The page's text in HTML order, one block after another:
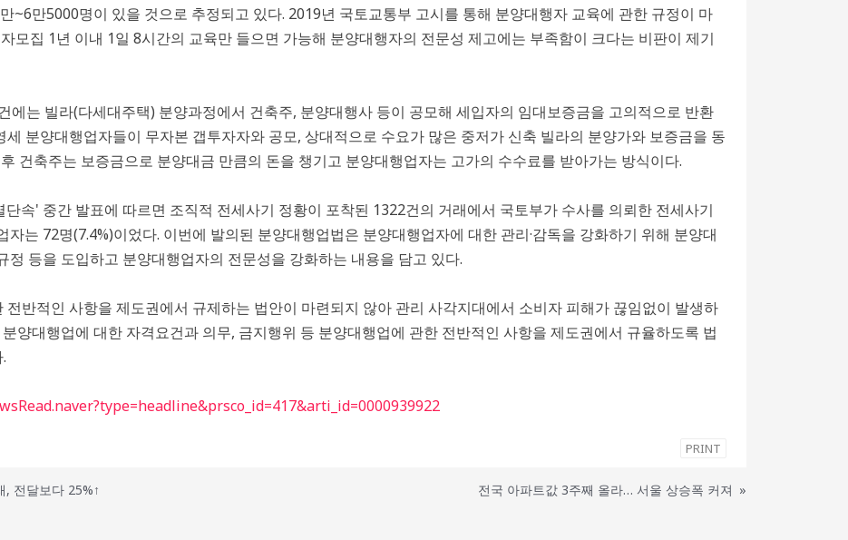
~6만5000명이 있을 것으로 추정되고 있다. 2019년 국토교통부 고시를 통해 분양대행자 교육에 관한 규정이 마
모집 1년 이내 1일 8시간의 교육만 들으면 가능해 분양대행자의 전문성 제고에는 부족함이 크다는 비판이 제기
에는 빌라(다세대주택) 분양과정에서 건축주, 분양대행사 등이 공모해 세입자의 임대보증금을 고의적으로 반환
분양대행업자들이 무자본 갭투자자와 공모, 상대적으로 수요가 많은 중저가 신축 빌라의 분양가와 보증금을 동
건축주는 보증금으로 분양대금 만큼의 돈을 챙기고 분양대행업자는 고가의 수수료를 받아가는 방식이다.
속' 중간 발표에 따르면 조직적 전세사기 정황이 포착된 1322건의 거래에서 국토부가 수사를 의뢰한 전세사기
자는 72명(7.4%)이었다. 이번에 발의된 분양대행업법은 분양대행업자에 대한 관리·감독을 강화하기 위해 분양대
정 등을 도입하고 분양대행업자의 전문성을 강화하는 내용을 담고 있다.
반적인 사항을 제도권에서 규제하는 법안이 마련되지 않아 관리 사각지대에서 소비자 피해가 끊임없이 발생하
양대행업에 대한 자격요건과 의무, 금지행위 등 분양대행업에 관한 전반적인 사항을 제도권에서 규율하도록 법
PRINT
전달보다 25%↑ 전국 아파트값 3주째 올라… 서울 상승폭 커져 »